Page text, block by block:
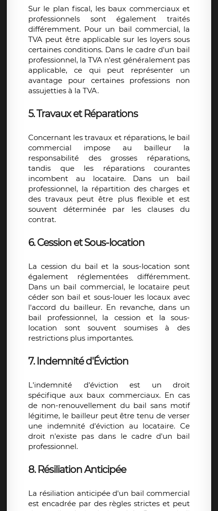
Sur le plan fiscal, les baux commerciaux et
professionnels sont également traités
différemment. Pour un bail commercial, la
TVA peut être applicable sur les loyers sous
certaines conditions. Dans le cadre d'un bail
professionnel, la TVA n'est généralement pas
applicable, ce qui peut représenter un
avantage pour certaines professions non
assujetties à la TVA.
5. Travaux et Réparations
Concernant les travaux et réparations, le bail
commercial impose au bailleur la
responsabilité des grosses réparations,
tandis que les réparations courantes
incombent au locataire. Dans un bail
professionnel, la répartition des charges et
des travaux peut être plus flexible et est
souvent déterminée par les clauses du
contrat.
6. Cession et Sous-location
La cession du bail et la sous-location sont
également réglementées différemment.
Dans un bail commercial, le locataire peut
céder son bail et sous-louer les locaux avec
l'accord du bailleur. En revanche, dans un
bail professionnel, la cession et la sous-
location sont souvent soumises à des
restrictions plus importantes.
7. Indemnité d'Éviction
L'indemnité d'éviction est un droit
spécifique aux baux commerciaux. En cas
de non-renouvellement du bail sans motif
légitime, le bailleur peut être tenu de verser
une indemnité d'éviction au locataire. Ce
droit n'existe pas dans le cadre d'un bail
professionnel.
8. Résiliation Anticipée
La résiliation anticipée d'un bail commercial
est encadrée par des règles strictes et peut